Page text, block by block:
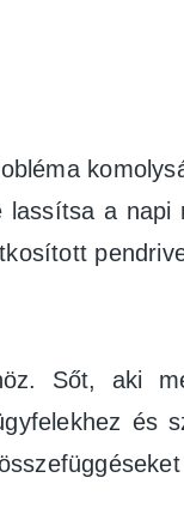
a
Sőt, aki
és